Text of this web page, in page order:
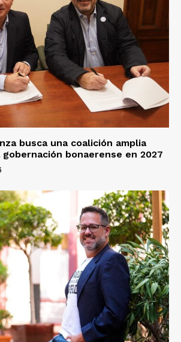
busca una coalición amplia
bonaerense en 2027